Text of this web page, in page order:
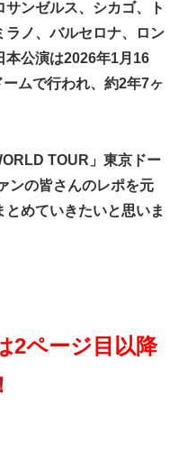
ンゼルス、シカゴ、ト
ラノ、バルセロナ、ロン
本公演は2026年1月16
ムで行われ、約2年7ヶ
TOUR」東京ドー
ンの皆さんのレポを元
めていきたいと思いま
2ページ目以降